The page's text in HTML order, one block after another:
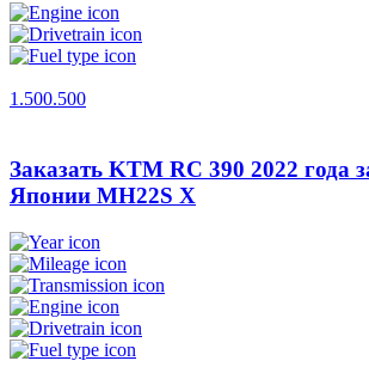
1.500.500
Заказать KTM RC 390 2022 года
Японии MH22S X